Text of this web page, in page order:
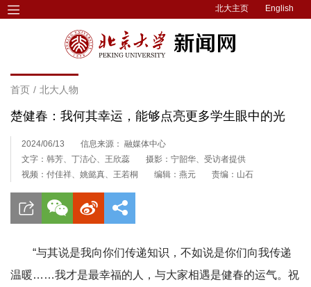
北大主页 English
首页 / 北大人物
楚健春：我何其幸运，能够点亮更多学生眼中的光
2024/06/13
信息来源： 融媒体中心
文字：韩芳、丁洁心、王欣蕊
摄影：宁韶华、受访者提供
视频：付佳祥、姚懿真、王若桐
编辑：燕元 责编：山石
“与其说是我向你们传递知识，不如说是你们向我传递
温暖……我才是最幸福的人，与大家相遇是健春的运气。祝